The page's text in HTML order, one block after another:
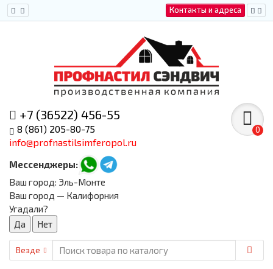
Контакты и адреса
+7 (36522) 456-55
8 (861) 205-80-75
info@profnastilsimferopol.ru
Мессенджеры:
0
Ваш город: Эль-Монте
Ваш город — Калифорния
Угадали?
Везде